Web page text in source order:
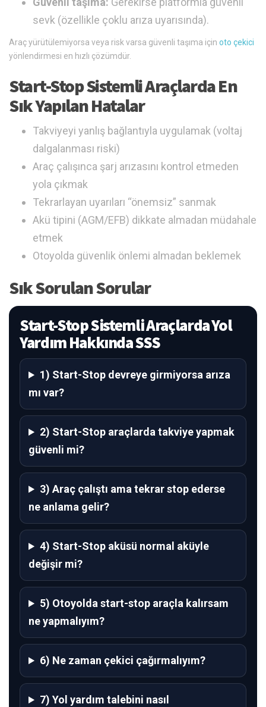
sevk (özellikle çoklu arıza uyarısında).
Araç yürütülemiyorsa veya risk varsa güvenli taşıma için oto çekici
yönlendirmesi en hızlı çözümdür.
Start-Stop Sistemli Araçlarda En
Sık Yapılan Hatalar
Takviyeyi yanlış bağlantıyla uygulamak (voltaj
dalgalanması riski)
Araç çalışınca şarj arızasını kontrol etmeden
yola çıkmak
Tekrarlayan uyarıları “önemsiz” sanmak
Akü tipini (AGM/EFB) dikkate almadan müdahale
etmek
Otoyolda güvenlik önlemi almadan beklemek
Sık Sorulan Sorular
Start-Stop Sistemli Araçlarda Yol
Yardım Hakkında SSS
1) Start-Stop devreye girmiyorsa arıza
mı var?
2) Start-Stop araçlarda takviye yapmak
güvenli mi?
3) Araç çalıştı ama tekrar stop ederse
ne anlama gelir?
4) Start-Stop aküsü normal aküyle
değişir mi?
5) Otoyolda start-stop araçla kalırsam
ne yapmalıyım?
6) Ne zaman çekici çağırmalıyım?
7) Yol yardım talebini nasıl